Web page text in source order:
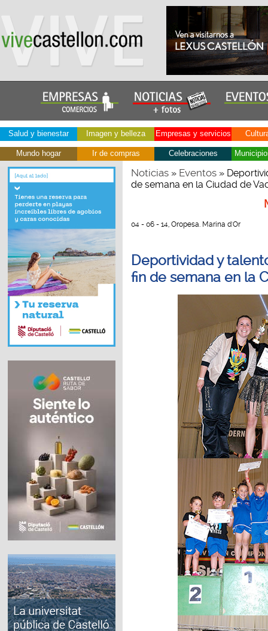
Salud y bienestar Imagen y belleza Empresas y servicios
Mundo hogar Ir de compras Celebraciones
Noticias» Eventos»
de semana en la Ciudad de
04 - 06 - 14, Oropesa. Marina d'Or
Deportividad y
fin de semana en la